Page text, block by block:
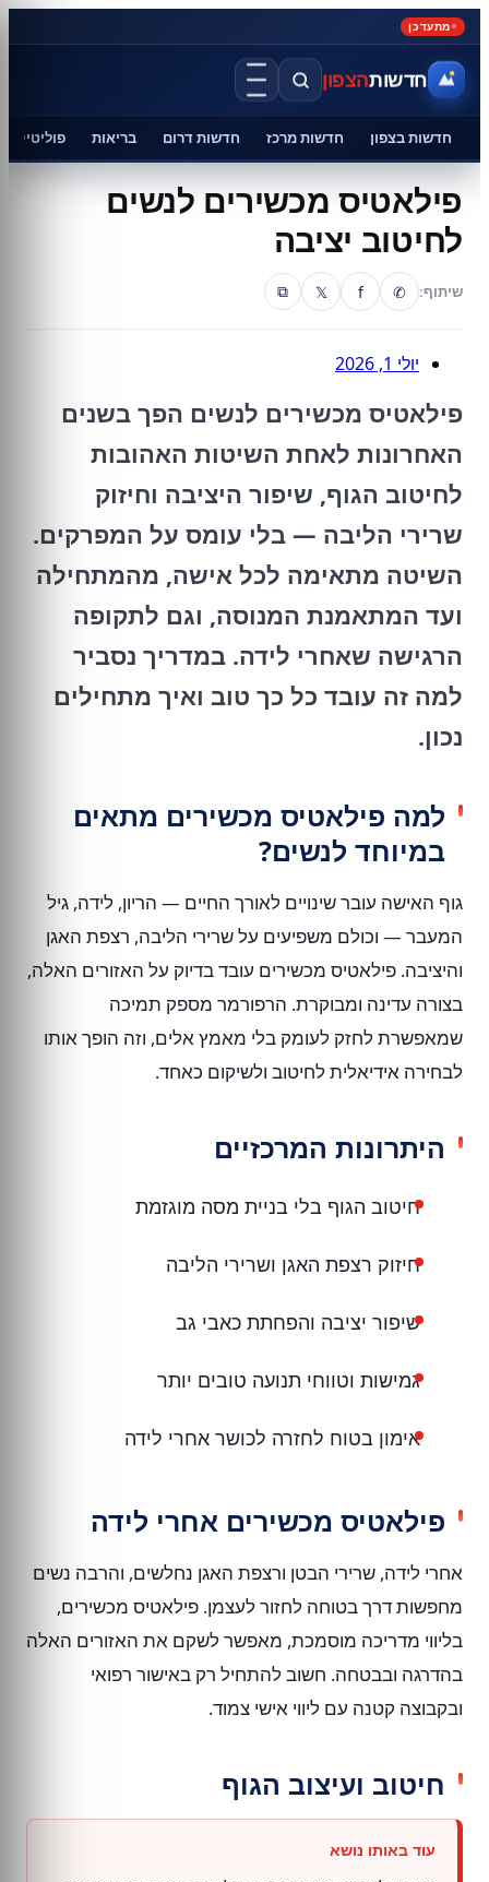
מתעדכן
חדשותהצפון
חדשות בצפון חדשות מרכז חדשות דרום בריאות פוליטיקה
פילאטיס מכשירים לנשים
לחיטוב יציבה
שיתוף: ✆
f
𝕏
⧉
יולי 1, 2026
פילאטיס מכשירים לנשים הפך בשנים
האחרונות לאחת השיטות האהובות
לחיטוב הגוף, שיפור היציבה וחיזוק
שרירי הליבה — בלי עומס על המפרקים.
השיטה מתאימה לכל אישה, מהמתחילה
ועד המתאמנת המנוסה, וגם לתקופה
הרגישה שאחרי לידה. במדריך נסביר
למה זה עובד כל כך טוב ואיך מתחילים
נכון.
למה פילאטיס מכשירים מתאים
במיוחד לנשים?
גוף האישה עובר שינויים לאורך החיים — הריון, לידה, גיל
המעבר — וכולם משפיעים על שרירי הליבה, רצפת האגן
והיציבה. פילאטיס מכשירים עובד בדיוק על האזורים האלה,
בצורה עדינה ומבוקרת. הרפורמר מספק תמיכה
שמאפשרת לחזק לעומק בלי מאמץ אלים, וזה הופך אותו
לבחירה אידיאלית לחיטוב ולשיקום כאחד.
היתרונות המרכזיים
חיטוב הגוף בלי בניית מסה מוגזמת
חיזוק רצפת האגן ושרירי הליבה
שיפור יציבה והפחתת כאבי גב
גמישות וטווחי תנועה טובים יותר
אימון בטוח לחזרה לכושר אחרי לידה
פילאטיס מכשירים אחרי לידה
אחרי לידה, שרירי הבטן ורצפת האגן נחלשים, והרבה נשים
מחפשות דרך בטוחה לחזור לעצמן. פילאטיס מכשירים,
בליווי מדריכה מוסמכת, מאפשר לשקם את האזורים האלה
בהדרגה ובבטחה. חשוב להתחיל רק באישור רפואי
ובקבוצה קטנה עם ליווי אישי צמוד.
חיטוב ועיצוב הגוף